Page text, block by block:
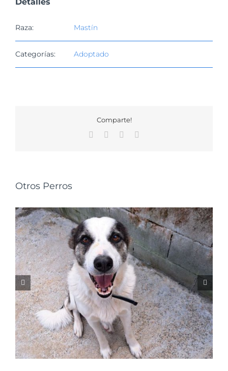
Raza: Mastín
Categorías: Adoptado
Comparte!
Facebook WhatsApp
Otros Perros
NALA